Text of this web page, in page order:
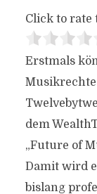
Click to rate
Erstmals
dem
„Future of
Damit wird
bislang